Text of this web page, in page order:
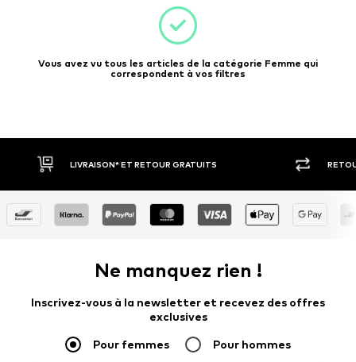
Vous avez vu tous les articles de la catégorie Femme qui
correspondent à vos filtres
RETOUR SOUS 30 JOURS
Ne manquez rien !
Inscrivez-vous à la newsletter et recevez des offres
exclusives
Pour femmes Pour hommes